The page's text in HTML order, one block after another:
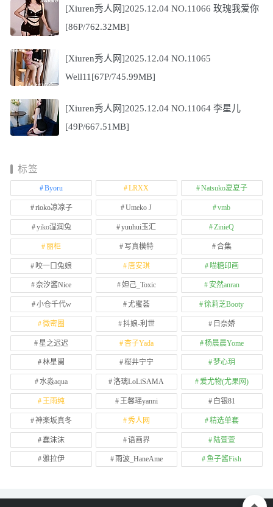
[Xiuren秀人网]2025.12.04 NO.11066 玫瑰我爱你
[86P/762.32MB]
[Xiuren秀人网]2025.12.04 NO.11065
Well11[67P/745.99MB]
[Xiuren秀人网]2025.12.04 NO.11064 李星儿
[49P/667.51MB]
标签
Byoru LRXX Natsuko夏夏子
rioko凉凉子 Umeko J vmb
yiko湿润兔 yuuhui玉汇 ZinieQ
丽柜 写真模特 合集
咬一口兔娘 唐安琪 喵糖印画
奈汐酱Nice 妲己_Toxic 安然anran
小仓千代w 尤蜜荟 徐莉芝Booty
微密圈 抖娘-利世 日奈娇
星之迟迟 杏子Yada 杨晨晨Yome
林星阑 桜井宁宁 梦心玥
水淼aqua 洛璃LoLiSAMA 爱尤物(尤果网)
王雨纯 王馨瑶yanni 白银81
神楽坂真冬 秀人网 精选单套
蠢沫沫 语画界 陆萱萱
雅拉伊 雨波_HaneAme 鱼子酱Fish